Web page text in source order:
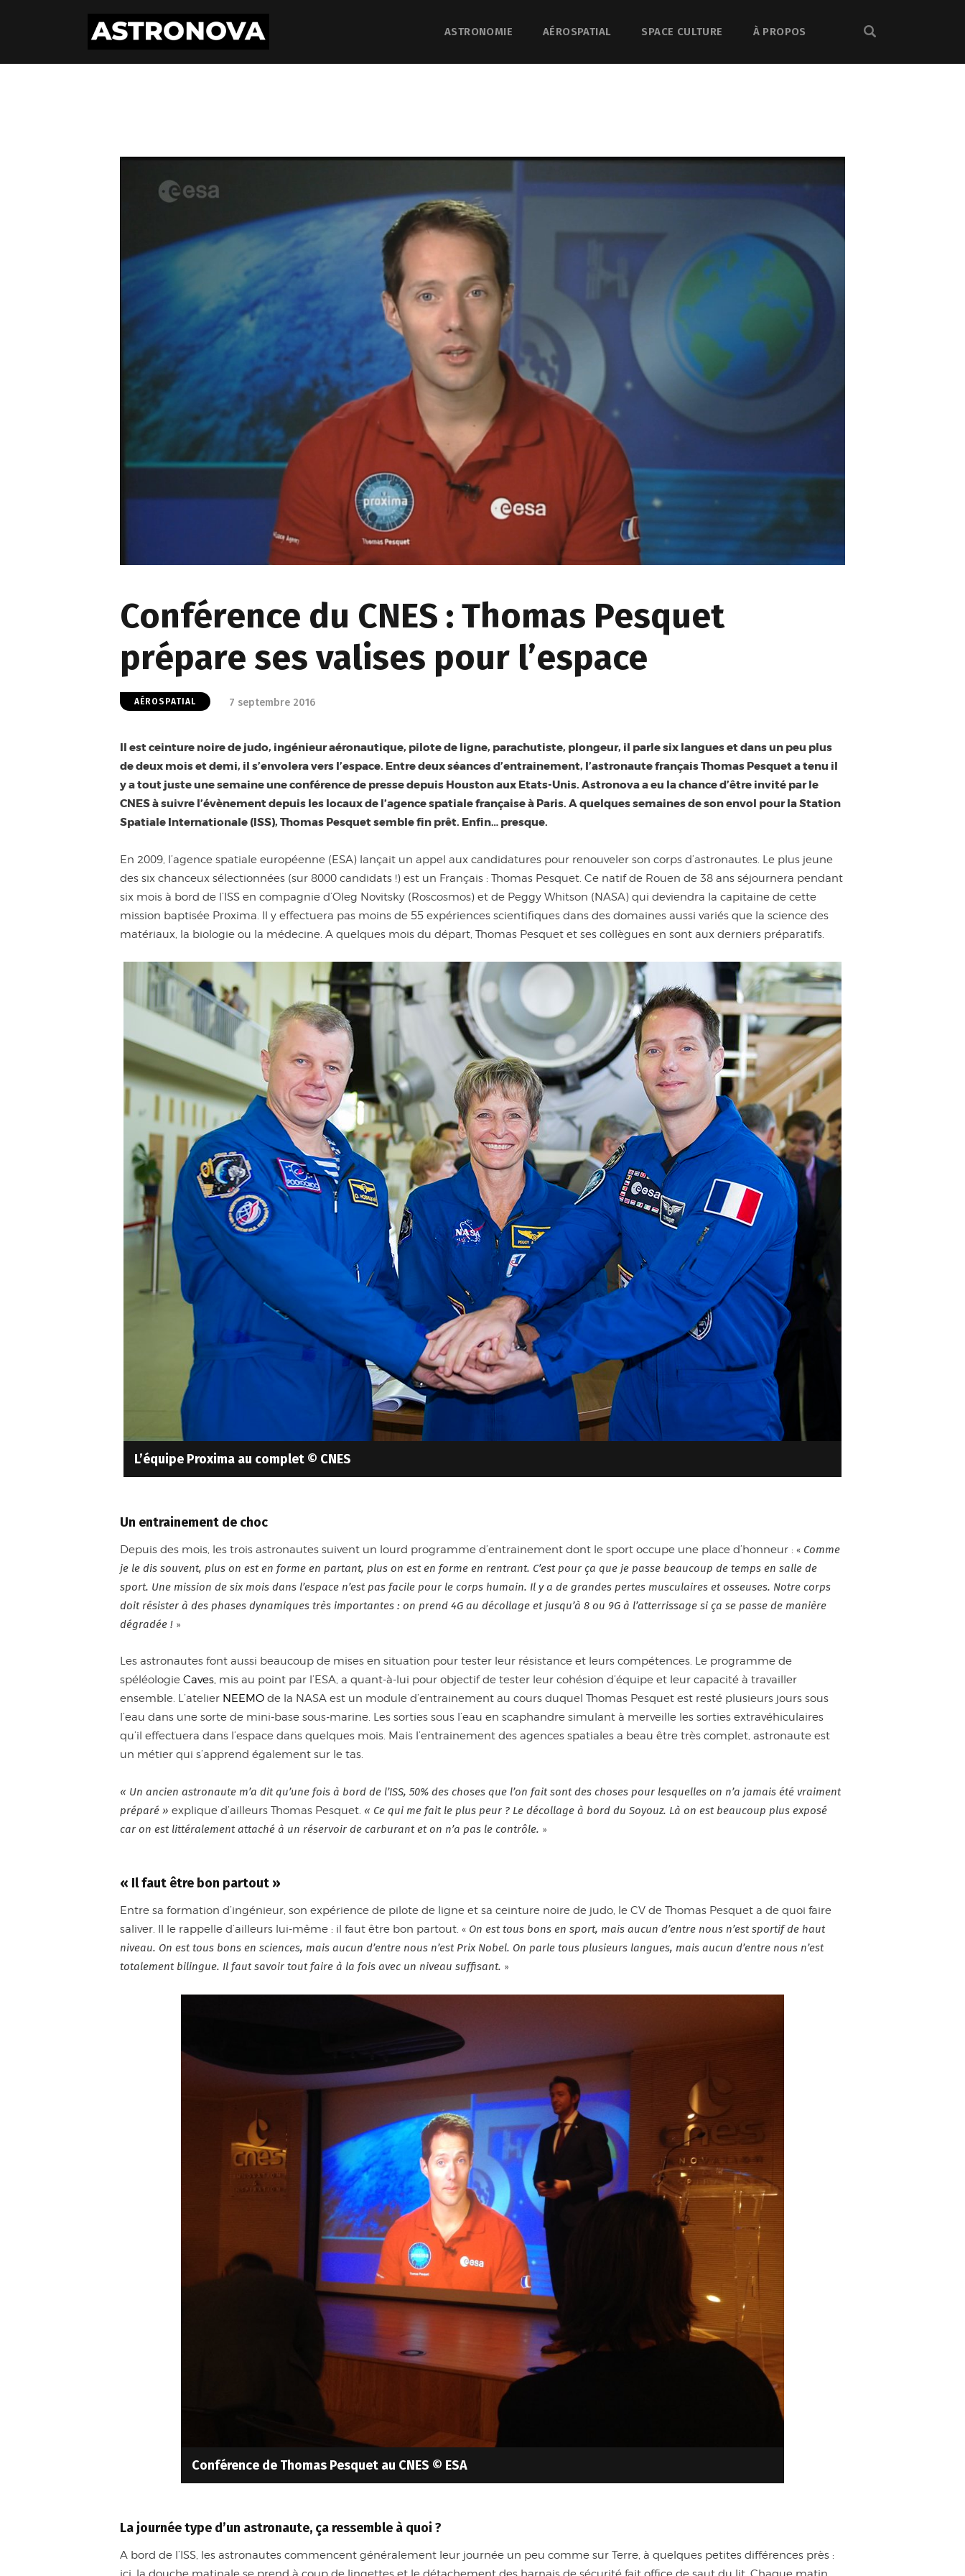
ASTRONOMIE AÉROSPATIAL SPACE CULTURE À PROPOS
Conférence du CNES : Thomas Pesquet
prépare ses valises pour l’espace
AÉROSPATIAL 7 septembre 2016
Il est ceinture noire de judo, ingénieur aéronautique, pilote de ligne, parachutiste, plongeur, il parle six langues et dans un peu plus
de deux mois et demi, il s’envolera vers l’espace. Entre deux séances d’entrainement, l’astronaute français Thomas Pesquet a tenu il
y a tout juste une semaine une conférence de presse depuis Houston aux Etats-Unis. Astronova a eu la chance d’être invité par le
CNES à suivre l’évènement depuis les locaux de l’agence spatiale française à Paris. A quelques semaines de son envol pour la Station
Spatiale Internationale (ISS), Thomas Pesquet semble fin prêt. Enfin… presque.
En 2009, l’agence spatiale européenne (ESA) lançait un appel aux candidatures pour renouveler son corps d’astronautes. Le plus jeune
des six chanceux sélectionnées (sur 8000 candidats !) est un Français : Thomas Pesquet. Ce natif de Rouen de 38 ans séjournera pendant
six mois à bord de l’ISS en compagnie d’Oleg Novitsky (Roscosmos) et de Peggy Whitson (NASA) qui deviendra la capitaine de cette
mission baptisée Proxima. Il y effectuera pas moins de 55 expériences scientifiques dans des domaines aussi variés que la science des
matériaux, la biologie ou la médecine. A quelques mois du départ, Thomas Pesquet et ses collègues en sont aux derniers préparatifs.
L’équipe Proxima au complet © CNES
Un entrainement de choc
Depuis des mois, les trois astronautes suivent un lourd programme d’entrainement dont le sport occupe une place d’honneur : « Comme
je le dis souvent, plus on est en forme en partant, plus on est en forme en rentrant. C’est pour ça que je passe beaucoup de temps en salle de
sport. Une mission de six mois dans l’espace n’est pas facile pour le corps humain. Il y a de grandes pertes musculaires et osseuses. Notre corps
doit résister à des phases dynamiques très importantes : on prend 4G au décollage et jusqu’à 8 ou 9G à l’atterrissage si ça se passe de manière
dégradée ! »
Les astronautes font aussi beaucoup de mises en situation pour tester leur résistance et leurs compétences. Le programme de
spéléologie Caves, mis au point par l’ESA, a quant-à-lui pour objectif de tester leur cohésion d’équipe et leur capacité à travailler
ensemble. L’atelier NEEMO de la NASA est un module d’entrainement au cours duquel Thomas Pesquet est resté plusieurs jours sous
l’eau dans une sorte de mini-base sous-marine. Les sorties sous l’eau en scaphandre simulant à merveille les sorties extravéhiculaires
qu’il effectuera dans l’espace dans quelques mois. Mais l’entrainement des agences spatiales a beau être très complet, astronaute est
un métier qui s’apprend également sur le tas.
« Un ancien astronaute m’a dit qu’une fois à bord de l’ISS, 50% des choses que l’on fait sont des choses pour lesquelles on n’a jamais été vraiment
préparé » explique d’ailleurs Thomas Pesquet. « Ce qui me fait le plus peur ? Le décollage à bord du Soyouz. Là on est beaucoup plus exposé
car on est littéralement attaché à un réservoir de carburant et on n’a pas le contrôle. »
« Il faut être bon partout »
Entre sa formation d’ingénieur, son expérience de pilote de ligne et sa ceinture noire de judo, le CV de Thomas Pesquet a de quoi faire
saliver. Il le rappelle d’ailleurs lui-même : il faut être bon partout. « On est tous bons en sport, mais aucun d’entre nous n’est sportif de haut
niveau. On est tous bons en sciences, mais aucun d’entre nous n’est Prix Nobel. On parle tous plusieurs langues, mais aucun d’entre nous n’est
totalement bilingue. Il faut savoir tout faire à la fois avec un niveau suffisant. »
Conférence de Thomas Pesquet au CNES © ESA
La journée type d’un astronaute, ça ressemble à quoi ?
A bord de l’ISS, les astronautes commencent généralement leur journée un peu comme sur Terre, à quelques petites différences près :